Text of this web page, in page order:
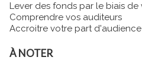
Lever des fonds par le biais de
Comprendre vos auditeurs
Accroitre votre part d'audience
À NOTER